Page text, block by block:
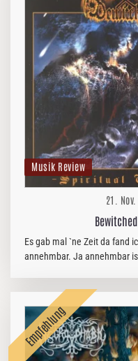
Musik Review
21.
Es gab mal `ne Zeit da fand
annehmbar. Ja annehmbar